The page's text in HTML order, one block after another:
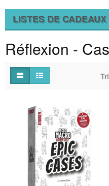
LISTES DE CADEAUX
Réflexion -
Tri